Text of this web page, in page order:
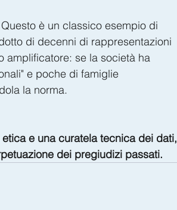
è un classico esempio di
di decenni di rappresentazioni
amplificatore: se la società ha
e poche di famiglie
la norma.
e una curatela tecnica dei dati,
dei pregiudizi passati.